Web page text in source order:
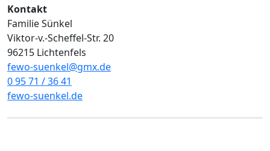
Kontakt
Familie Sünkel
Viktor-v.-Scheffel-Str. 20
96215 Lichtenfels
fewo-suenkel@gmx.de
0 95 71 / 36 41
fewo-suenkel.de